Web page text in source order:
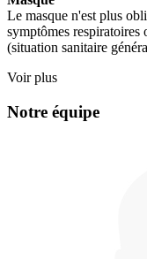
Le masque n'est plus
symptômes respiratoires
(situation sanitaire
Voir plus
Notre équipe